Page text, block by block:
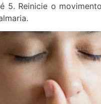
5. Reinicie o